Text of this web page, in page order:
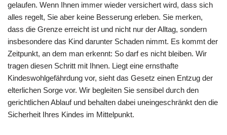
gelaufen. Wenn Ihnen immer wieder versichert wird, dass sich
alles regelt, Sie aber keine Besserung erleben. Sie merken,
dass die Grenze erreicht ist und nicht nur der Alltag, sondern
insbesondere das Kind darunter Schaden nimmt. Es kommt der
Zeitpunkt, an dem man erkennt: So darf es nicht bleiben. Wir
tragen diesen Schritt mit Ihnen. Liegt eine ernsthafte
Kindeswohlgefährdung vor, sieht das Gesetz einen Entzug der
elterlichen Sorge vor. Wir begleiten Sie sensibel durch den
gerichtlichen Ablauf und behalten dabei uneingeschränkt den die
Sicherheit Ihres Kindes im Mittelpunkt.